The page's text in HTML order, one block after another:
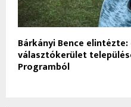
Bárkányi Bence
választókerület
Programból